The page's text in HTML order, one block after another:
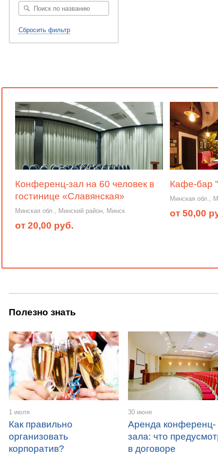
Сбросить фильтр
Конференц-зал на 60 человек в
гостинице «Славянская»
Минская обл., Минский район, Минск
от 20,00 руб.
Кафе-бар
Минская обл.,
от 50,00
Полезно знать
1 июля
Как правильно
организовать
корпоратив?
30 июня
Аренда конференц-
зала: что
в договоре